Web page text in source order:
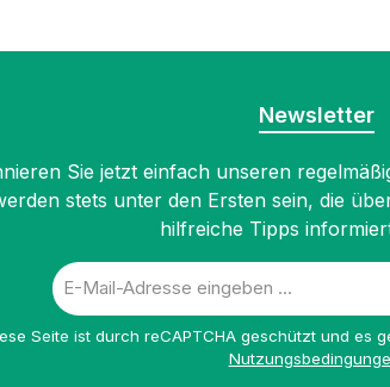
Newsletter
Sie jetzt einfach unseren
stets unter den Ersten sein, die
hilfreiche Tipps
E-
Mail-
Seite ist durch reCAPTCHA geschützt und es